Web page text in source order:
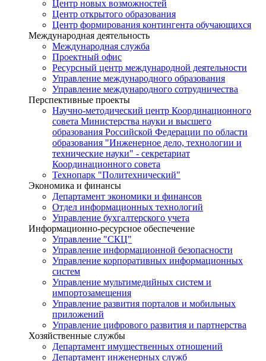
Центр новых возможностей
Центр открытого образования
Центр формирования контингента обучающихся
Международная деятельность
Международная служба
Проектный офис
Ресурсный центр международной деятельности
Управление международного образования
Управление международного сотрудничества
Перспективные проекты
Научно-методический центр Координационного
совета Министерства науки и высшего
образования Российской Федерации по области
образования "Инженерное дело, технологии и
технические науки" - секретариат
Координационного совета
Технопарк "Политехнический"
Экономика и финансы
Департамент экономики и финансов
Отдел информационных технологий
Управление бухгалтерского учета
Информационно-ресурсное обеспечение
Управление "СКЦ"
Управление информационной безопасности
Управление корпоративных информационных
систем
Управление мультимедийных систем и
импортозамещения
Управление развития порталов и мобильных
приложений
Управление цифрового развития и партнерства
Хозяйственные службы
Департамент имущественных отношений
Департамент инженерных служб